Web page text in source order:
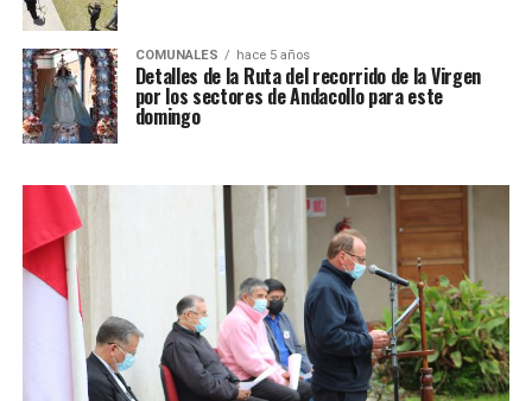
COMUNALES hace 5 años
Detalles de la Ruta del recorrido de la Virgen
por los sectores de Andacollo para este
domingo